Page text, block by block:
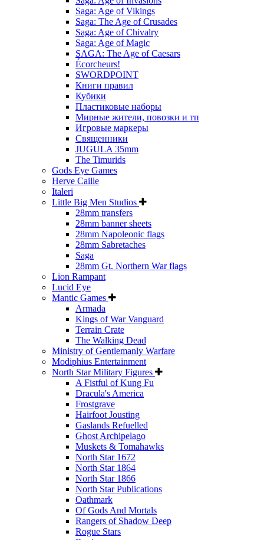
Saga: Age of Vikings
Saga: The Age of Crusades
Saga: Age of Chivalry
Saga: Age of Magic
SAGA: The Age of Caesars
Écorcheurs!
SWORDPOINT
Книги правил
Кубики
Пластиковые наборы
Мирные жители, повозки и тп
Игровые маркеры
Священники
JUGULA 35mm
The Timurids
Gods Eye Games
Herve Caille
Italeri
Little Big Men Studios
28mm transfers
28mm banner sheets
28mm Napoleonic flags
28mm Sabretaches
Saga
28mm Gt. Northern War flags
Lion Rampant
Lucid Eye
Mantic Games
Armada
Kings of War Vanguard
Terrain Crate
The Walking Dead
Ministry of Gentlemanly Warfare
Modiphius Entertainment
North Star Military Figures
A Fistful of Kung Fu
Dracula's America
Frostgrave
Hairfoot Jousting
Gaslands Refuelled
Ghost Archipelago
Muskets & Tomahawks
North Star 1672
North Star 1864
North Star 1866
North Star Publications
Oathmark
Of Gods And Mortals
Rangers of Shadow Deep
Rogue Stars